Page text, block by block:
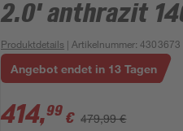
2.0' anthrazit
Produktdetails | Artikelnummer:4303673
Angebot endet in 13 Tagen
414,99 € 479,99 €